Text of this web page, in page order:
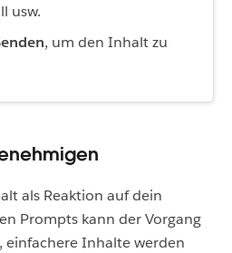
usw.
, um den Inhalt zu
als Reaktion auf dein
Prompts kann der Vorgang
Inhalte werden